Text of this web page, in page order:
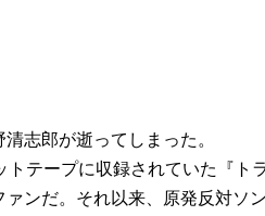
志郎が逝ってしまった。
テープに収録されていた『
ンだ。それ以来、原発反対